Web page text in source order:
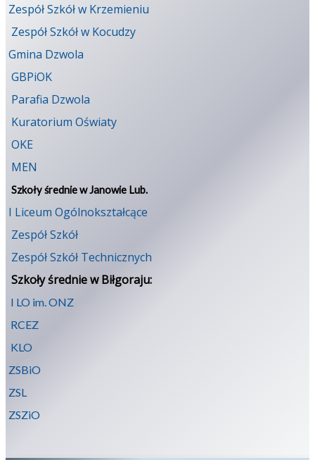
Zespół Szkół w Krzemieniu
Zespół Szkół w Kocudzy
Gmina Dzwola
GBPiOK
Parafia Dzwola
Kuratorium Oświaty
OKE
MEN
Szkoły średnie w Janowie Lub.
I Liceum Ogólnokształcące
Zespół Szkół
Zespół Szkół Technicznych
Szkoły średnie w Biłgoraju:
I LO im. ONZ
RCEZ
KLO
ZSBiO
ZSL
ZSZiO